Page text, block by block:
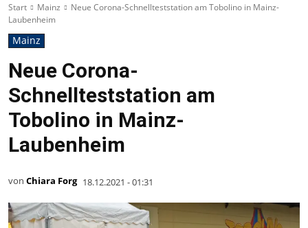
Start Mainz
Neue Corona-Schnellteststation am Tobolino in Mainz-
Laubenheim
Mainz
Neue Corona-
Schnellteststation am
Tobolino in Mainz-
Laubenheim
von Chiara Forg 18.12.2021 - 01:31